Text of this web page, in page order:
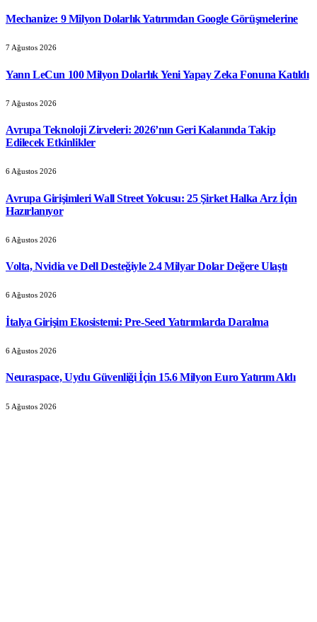
Mechanize: 9 Milyon Dolarlık Yatırımdan Google Görüşmelerine
7 Ağustos 2026
Yann LeCun 100 Milyon Dolarlık Yeni Yapay Zeka Fonuna Katıldı
7 Ağustos 2026
Avrupa Teknoloji Zirveleri: 2026’nın Geri Kalanında Takip
Edilecek Etkinlikler
6 Ağustos 2026
Avrupa Girişimleri Wall Street Yolcusu: 25 Şirket Halka Arz İçin
Hazırlanıyor
6 Ağustos 2026
Volta, Nvidia ve Dell Desteğiyle 2.4 Milyar Dolar Değere Ulaştı
6 Ağustos 2026
İtalya Girişim Ekosistemi: Pre-Seed Yatırımlarda Daralma
6 Ağustos 2026
Neuraspace, Uydu Güvenliği İçin 15.6 Milyon Euro Yatırım Aldı
5 Ağustos 2026